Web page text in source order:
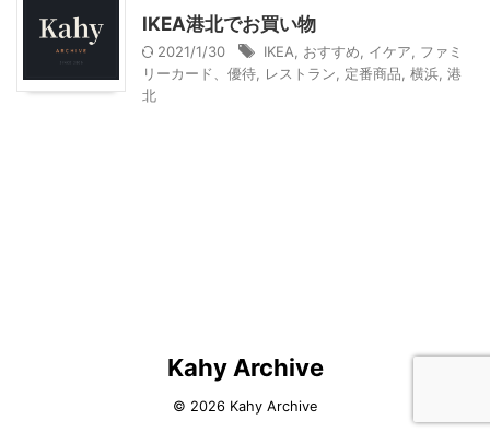
IKEA港北でお買い物
2021/1/30 IKEA おすすめ イケア
ファミ
リーカード、優待
レストラン 定番商品 横浜 港
北
Kahy Archive
© 2026 Kahy Archive